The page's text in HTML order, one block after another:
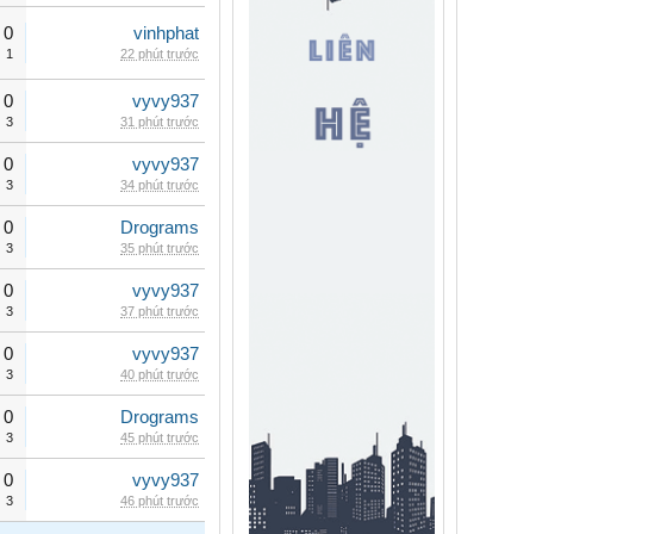
0
1
vinhphat
22 phút trước
0
3
vyvy937
31 phút trước
0
3
vyvy937
34 phút trước
0
3
Drograms
35 phút trước
0
3
vyvy937
37 phút trước
0
3
vyvy937
40 phút trước
0
3
Drograms
45 phút trước
0
3
vyvy937
46 phút trước